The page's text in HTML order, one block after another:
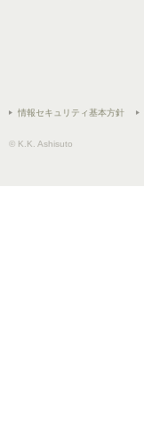
情報セキュリティ基本方針
© K.K. Ashisuto